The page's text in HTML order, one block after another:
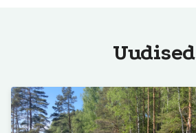
Uudised